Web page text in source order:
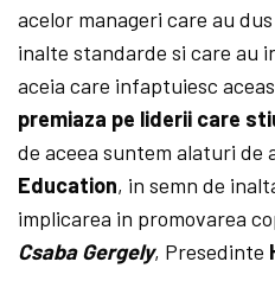
acelor manageri care au
inalte standarde si care au
aceia care infaptuiesc
premiaza pe liderii care
de aceea suntem alaturi de
Education, in semn de
implicarea in promovarea
Csaba Gergely, Presedinte